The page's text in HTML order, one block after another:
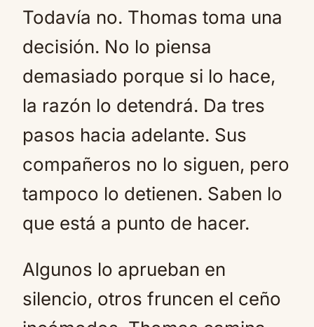
Todavía no. Thomas toma una
decisión. No lo piensa
demasiado porque si lo hace,
la razón lo detendrá. Da tres
pasos hacia adelante. Sus
compañeros no lo siguen, pero
tampoco lo detienen. Saben lo
que está a punto de hacer.
Algunos lo aprueban en
silencio, otros fruncen el ceño